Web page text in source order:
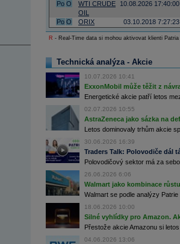
Po O
WTI CRUDE
OIL
10.08.2026 17:40:00
Po O ORIX 03.10.2018 7:27:23
R - Real-Time data si mohou aktivovat klienti
Technická analýza - Akcie
10.07.2026 10:41
ExxonMobil může těžit z
Energetické akcie patří letos
02.07.2026 10:55
AstraZeneca jako sázka na
Letos dominovaly trhům akcie
30.06.2026 16:39
Traders Talk: Polovodiče dál
Polovodičový sektor má za
26.06.2026 6:06
Walmart jako kombinace
Walmart se podle analýzy
18.06.2026 10:00
Silné vyhlídky pro Amazon.
Přestože akcie Amazonu si
04.06.2026 13:06